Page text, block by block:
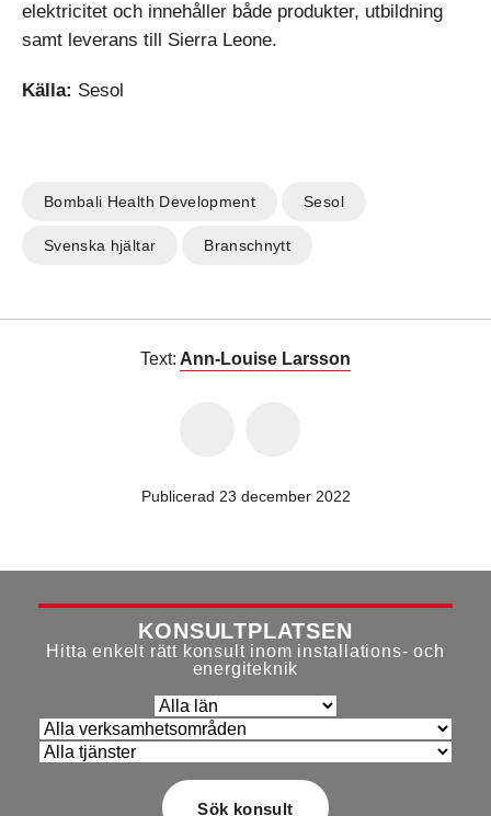
elektricitet och innehåller både produkter, utbildning
samt leverans till Sierra Leone.
Källa: Sesol
Bombali Health Development Sesol
Svenska hjältar Branschnytt
Text: Ann-Louise Larsson
Publicerad 23 december 2022
KONSULTPLATSEN
Hitta enkelt rätt konsult inom installations- och
energiteknik